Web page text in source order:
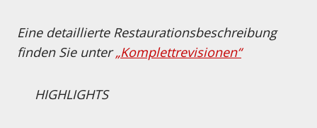
Eine detaillierte Restaurationsbeschreibung
finden Sie unter„Komplettrevisionen“
HIGHLIGHTS